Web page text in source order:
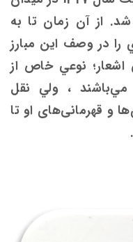
از آن زمان تا به
را در وصف اين مبارز
اشعار؛ نوعي خاص از
مي‌باشند ، ولي نقل
و قهرمانی‌های او تا